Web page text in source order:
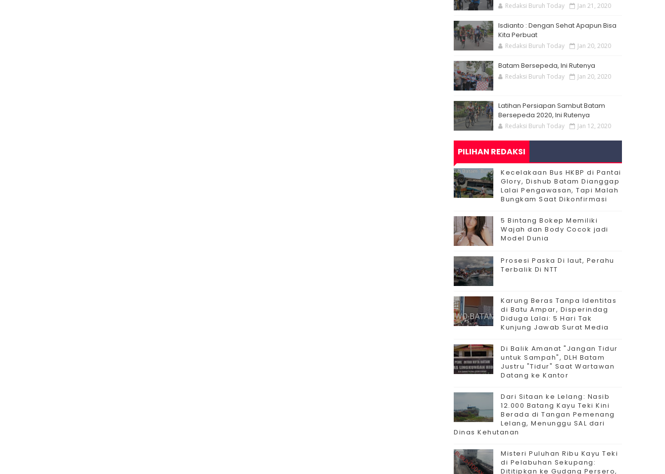
Redaksi Buruh Today Jan 21, 2020
Isdianto : Dengan Sehat Apapun Bisa
Kita Perbuat
Redaksi Buruh Today Jan 20, 2020
Batam Bersepeda, Ini Rutenya
Redaksi Buruh Today Jan 20, 2020
Latihan Persiapan Sambut Batam
Bersepeda 2020, Ini Rutenya
Redaksi Buruh Today Jan 12, 2020
PILIHAN REDAKSI
Kecelakaan Bus HKBP di Pantai
Glory, Dishub Batam Dianggap
Lalai Pengawasan, Tapi Malah
Bungkam Saat Dikonfirmasi
5 Bintang Bokep Memiliki
Wajah dan Body Cocok jadi
Model Dunia
Prosesi Paska Di laut, Perahu
Terbalik Di NTT
Karung Beras Tanpa Identitas
di Batu Ampar, Disperindag
Diduga Lalai: 5 Hari Tak
Kunjung Jawab Surat Media
Di Balik Amanat "Jangan Tidur
untuk Sampah", DLH Batam
Justru "Tidur" Saat Wartawan
Datang ke Kantor
Dari Sitaan ke Lelang: Nasib
12.000 Batang Kayu Teki Kini
Berada di Tangan Pemenang
Lelang, Menunggu SAL dari
Dinas Kehutanan
Misteri Puluhan Ribu Kayu Teki
di Pelabuhan Sekupang:
Dititipkan ke Gudang Persero,